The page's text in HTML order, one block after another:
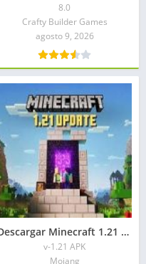
8.0
Crafty Builder Games
agosto 9, 2026
Descargar Minecraft 1.21 APK 2026
v-1.21 APK
Mojang